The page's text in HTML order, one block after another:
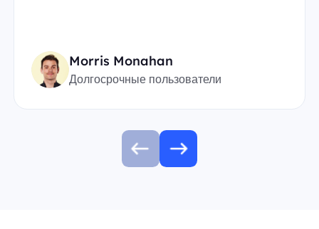
Morris Monahan
Долгосрочные пользователи